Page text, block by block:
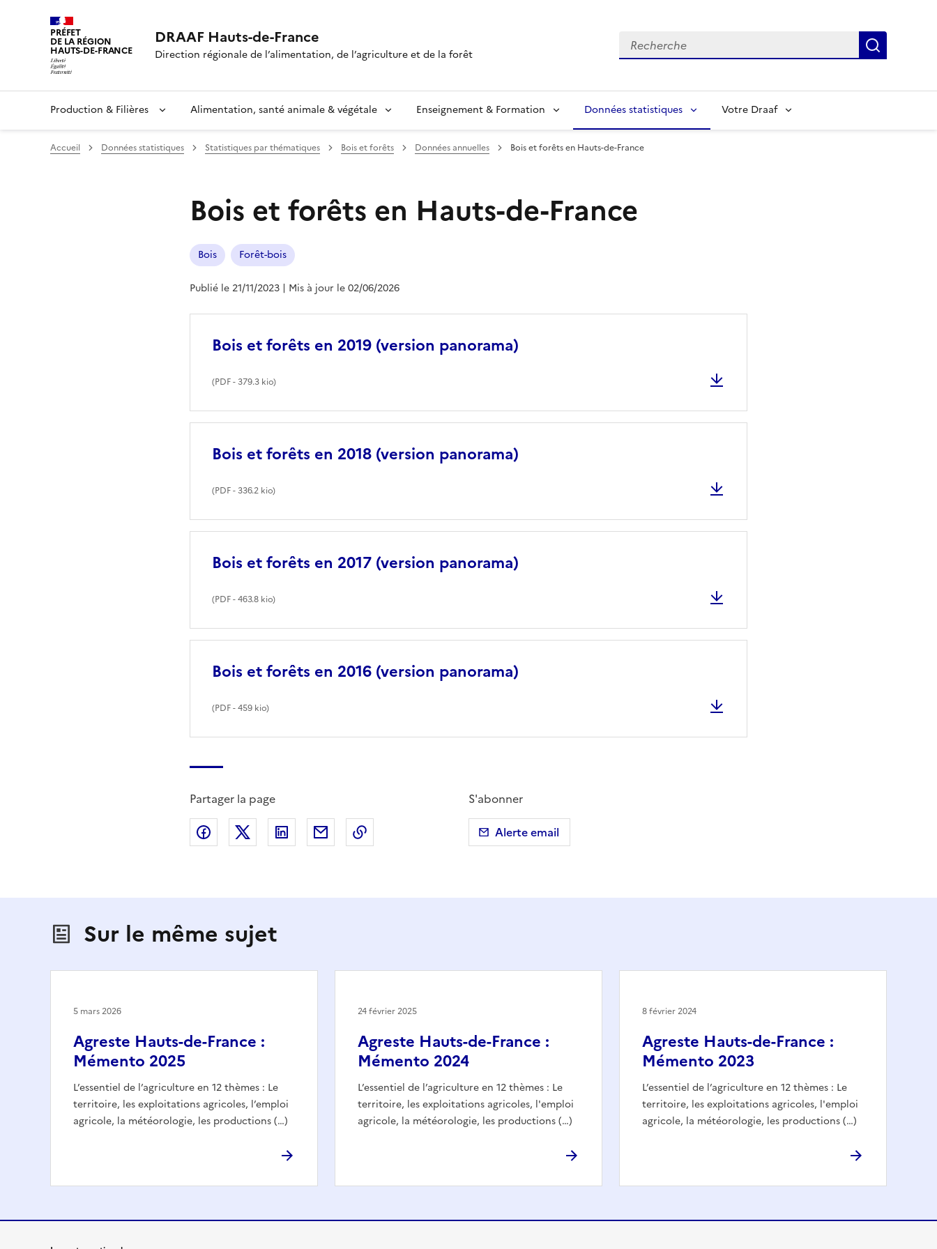
PRÉFET
DE LA RÉGION
HAUTS-DE-FRANCE
DRAAF Hauts-de-France
Direction régionale de l’alimentation, de l’agriculture et de la forêt
Recherche
Production & Filières Alimentation, santé animale & végétale Enseignement & Formation Données statistiques Votre Draaf
Accueil Données statistiques Statistiques par thématiques Bois et forêts Données annuelles Bois et forêts en Hauts-de-France
Bois et forêts en Hauts-de-France
Bois Forêt-bois
Publié le 21/11/2023 | Mis à jour le 02/06/2026
Bois et forêts en 2019 (version panorama)
(PDF- 379.3 kio)
Bois et forêts en 2018 (version panorama)
(PDF- 336.2 kio)
Bois et forêts en 2017 (version panorama)
(PDF- 463.8 kio)
Bois et forêts en 2016 (version panorama)
(PDF- 459 kio)
Partager la page
Partager sur Facebook
Partager sur X (anciennement Twitter)
Partager sur LinkedIn
Partager par emailCopier dans le presse-papier
S'abonner
Alerte email
Sur le même sujet
Agreste Hauts-de-France :
Mémento 2025
L’essentiel de l’agriculture en 12 thèmes : Le
territoire, les exploitations agricoles, l’emploi
agricole, la météorologie, les productions (…)
5 mars 2026
Agreste Hauts-de-France :
Mémento 2024
L’essentiel de l’agriculture en 12 thèmes : Le
territoire, les exploitations agricoles, l'emploi
agricole, la météorologie, les productions (…)
24 février 2025
Agreste Hauts-de-France :
Mémento 2023
L’essentiel de l’agriculture en 12 thèmes : Le
territoire, les exploitations agricoles, l'emploi
agricole, la météorologie, les productions (…)
8 février 2024